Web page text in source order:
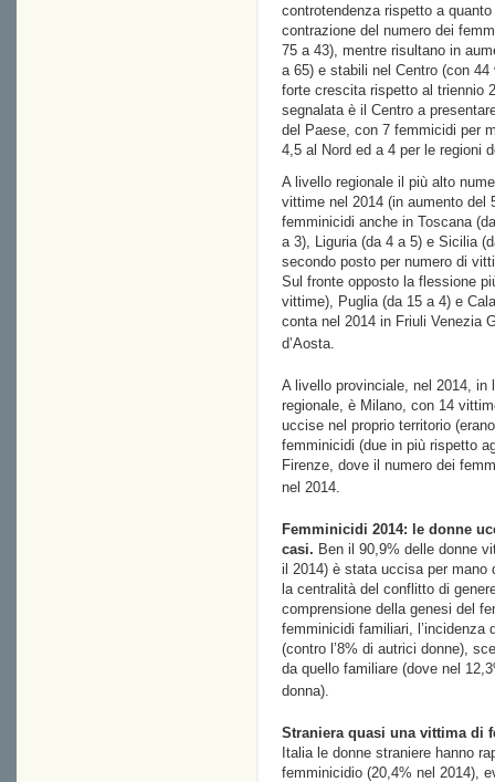
controtendenza rispetto a
contrazione del numero dei
75 a 43), mentre risultano in
a 65) e stabili nel Centro (con
forte crescita rispetto al triennio
segnalata è il Centro a
del Paese, con 7 femmicidi per
4,5 al Nord ed a 4 per le regioni
A livello regionale il più alto
vittime nel 2014 (in aumento del
femminicidi anche in Toscana
a 3), Liguria (da 4 a 5) e Sicilia
secondo posto per numero di
Sul fronte opposto la flessione
vittime), Puglia (da 15 a 4) e
conta nel 2014 in Friuli Venezia
d’Aosta.
A livello provinciale, nel 2014,
regionale, è Milano, con 14
uccise nel proprio territorio
femminicidi (due in più rispetto
Firenze, dove il numero dei
nel 2014.
Femminicidi 2014: le donne
casi. Ben il 90,9% delle donne
il 2014) è stata uccisa per mano
la centralità del conflitto di
comprensione della genesi del
femminicidi familiari, l’incidenza
(contro l’8% di autrici donne),
da quello familiare (dove nel
donna).
Straniera quasi una vittima di
Italia le donne straniere hanno
femminicidio (20,4% nel 2014),